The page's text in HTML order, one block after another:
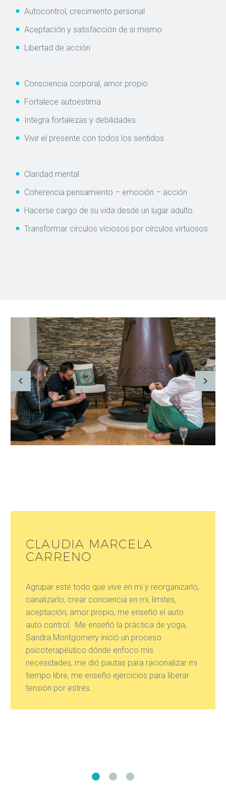
Autocontrol, crecimiento personal
Aceptación y satisfacción de si mismo
Libertad de acción
Consciencia corporal, amor propio
Fortalece autoestima
Integra fortalezas y debilidades
Vivir el presente con todos los sentidos
Claridad mental
Coherencia pensamiento – emoción – acción
Hacerse cargo de su vida desde un lugar adulto
Transformar círculos viciosos por círculos virtuosos
CLAUDIA MARCELA
CARRENO
Agrupar esté todo que vive en mí y reorganizarlo,
canalizarlo, crear conciencia en mi, límites,
aceptación, amor propio, me enseñó el auto
auto control. Me enseñó la práctica de yoga,
Sandra Montgomery inició un proceso
psicoterapéutico dónde enfoco mis
necesidades, me dió pautas para racionalizar mi
tiempo libre, me enseño ejercicios para liberar
tensión por estrés.